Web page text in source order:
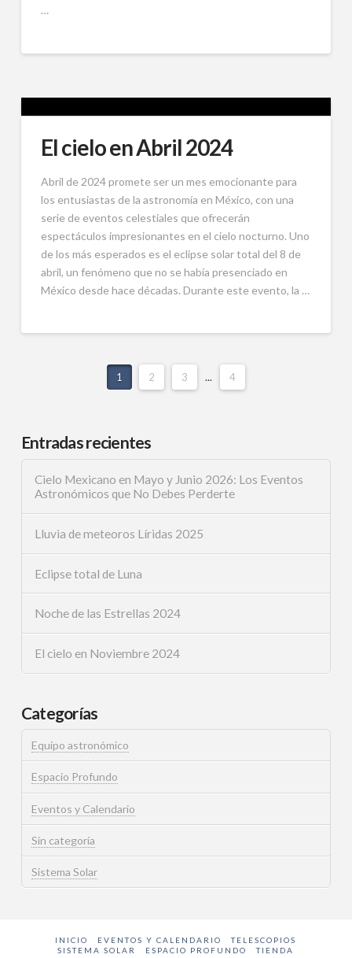
…
El cielo en Abril 2024
Abril de 2024 promete ser un mes emocionante para
los entusiastas de la astronomía en México, con una
serie de eventos celestiales que ofrecerán
espectáculos impresionantes en el cielo nocturno. Uno
de los más esperados es el eclipse solar total del 8 de
abril, un fenómeno que no se había presenciado en
México desde hace décadas. Durante este evento, la …
1 2 3 ... 4
Entradas recientes
Cielo Mexicano en Mayo y Junio 2026: Los Eventos
Astronómicos que No Debes Perderte
Lluvia de meteoros Líridas 2025
Eclipse total de Luna
Noche de las Estrellas 2024
El cielo en Noviembre 2024
Categorías
Equipo astronómico
Espacio Profundo
Eventos y Calendario
Sin categoría
Sistema Solar
INICIO EVENTOS Y CALENDARIO
TELESCOPIOS
SISTEMA SOLAR
ESPACIO PROFUNDO TIENDA